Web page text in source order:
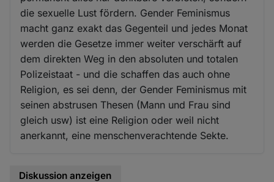
die sexuelle Lust fördern. Gender Feminismus
macht ganz exakt das Gegenteil und jedes Monat
werden die Gesetze immer weiter verschärft auf
dem direkten Weg in den absoluten und totalen
Polizeistaat - und die schaffen das auch ohne
Religion, es sei denn, der Gender Feminismus mit
seinen abstrusen Thesen (Mann und Frau sind
gleich usw) ist eine Religion oder weil nicht
anerkannt, eine menschenverachtende Sekte.
Diskussion anzeigen